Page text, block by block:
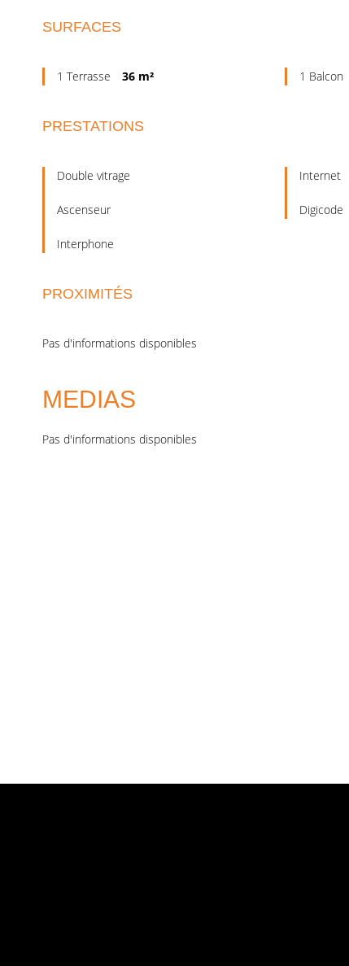
SURFACES
1 Terrasse 36 m² 1 Balcon
PRESTATIONS
Double vitrage Internet
Ascenseur Digicode
Interphone
PROXIMITÉS
Pas d'informations disponibles
MEDIAS
Pas d'informations disponibles